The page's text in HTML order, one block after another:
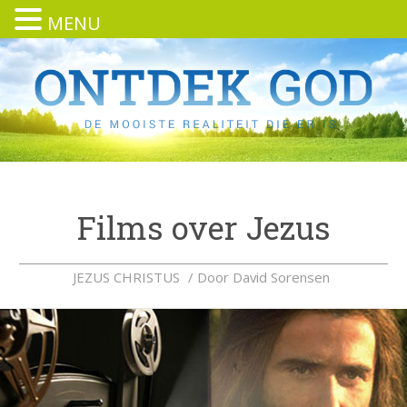
Films over Jezus
JEZUS CHRISTUS / Door David Sorensen
MENU